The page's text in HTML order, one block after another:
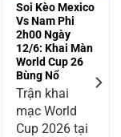
Soi Kèo Mexico
Vs Nam Phi
2h00 Ngày
12/6: Khai Màn
World Cup 26
Bùng Nổ
Trận khai
mạc World
Cup 2026 tại